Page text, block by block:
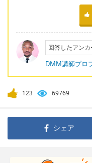
回答したアンカ
DMM講師プロ
123 69769
シェア